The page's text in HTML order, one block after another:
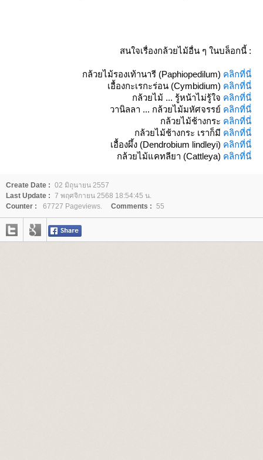
สนใจเรื่องกล้วยไม้อื่น ๆ ในบล็อกนี้ :
กล้วยไม้รองเท้านารี (Paphiopedilum) คลิกที่นี่
เอื้องกะเรกะร่อน (Cymbidium) คลิกที่นี่
กล้วยไม้ ... รู้หน้าไม่รู้ใจ คลิกที่นี่
วานิลลา ... กล้วยไม้มหัศจรรย์ คลิกที่นี่
กล้วยไม้ช้างกระ คลิกที่นี่
กล้วยไม้ช้างกระ เราก็มี คลิกที่นี่
เอื้องผึ้ง (Dendrobium lindleyi) คลิกที่นี่
กล้วยไม้แคทลียา (Cattleya) คลิกที่นี่
Create Date : 02 มิถุนายน 2557
Last Update : 7 พฤศจิกายน 2568 18:54:45 น.
Counter :
67727 Pageviews. Comments : 55